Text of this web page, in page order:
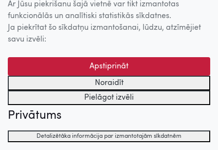
Ar Jūsu piekrišanu šajā vietnē var tikt izmantotas
funkcionālās un analītiski statistikās sīkdatnes.
Ja piekrītat šo sīkdatņu izmantošanai, lūdzu, atzīmējiet
savu izvēli:
Apstiprināt
Noraidīt
Pielāgot izvēli
Privātums
Detalizētāka informācija par izmantotajām sīkdatnēm